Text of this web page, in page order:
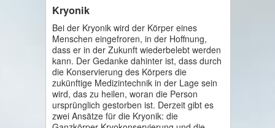
Kryonik
Bei der Kryonik wird der Körper eines
Menschen eingefroren, in der Hoffnung,
dass er in der Zukunft wiederbelebt werden
kann. Der Gedanke dahinter ist, dass durch
die Konservierung des Körpers die
zukünftige Medizintechnik in der Lage sein
wird, das zu heilen, woran die Person
ursprünglich gestorben ist. Derzeit gibt es
zwei Ansätze für die Kryonik: die